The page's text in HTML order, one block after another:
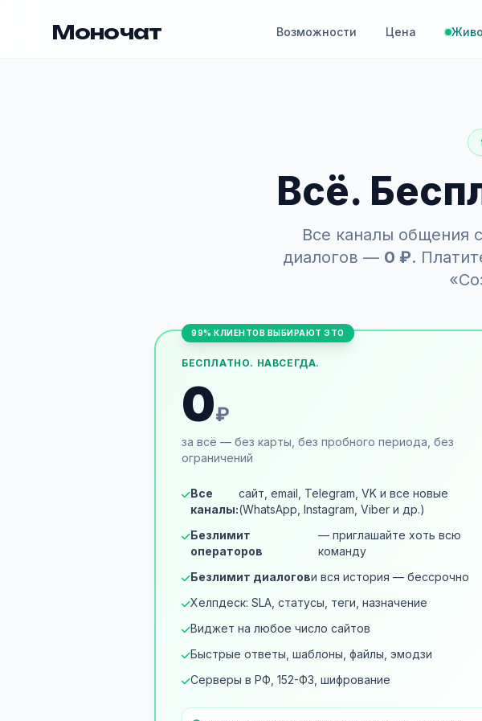
Моночат Возможности Цена
Всё.
Все каналы общения
диалогов — 0 ₽.
99% КЛИЕНТОВ ВЫБИРАЮТ ЭТО
БЕСПЛАТНО. НАВСЕГДА.
0₽
за всё — без карты, без пробного периода, без
ограничений
Все
каналы:
сайт, email, Telegram, VK и все новые
(WhatsApp, Instagram, Viber и др.)
Безлимит
операторов
— приглашайте хоть всю
команду
Безлимит диалогови вся история — бессрочно
Хелпдеск: SLA, статусы, теги, назначение
Виджет на любое число сайтов
Быстрые ответы, шаблоны, файлы, эмодзи
Серверы в РФ, 152-ФЗ, шифрование